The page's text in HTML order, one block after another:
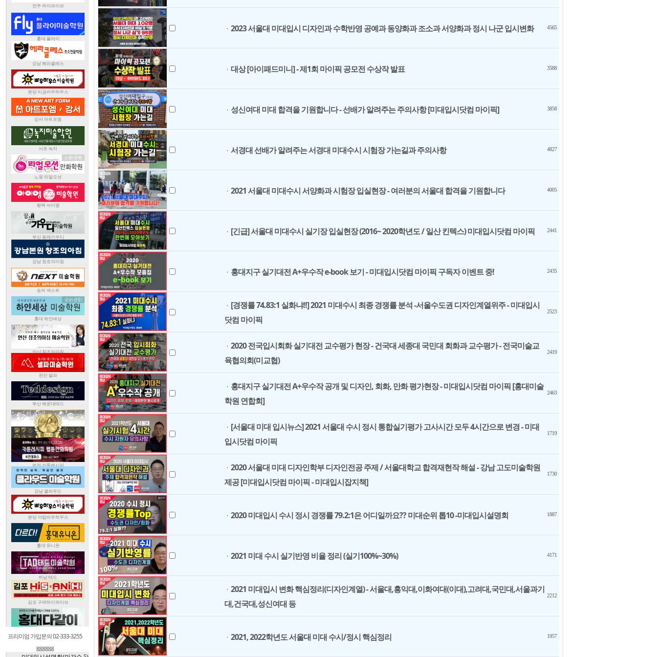
프리미엄 가입문의 02-333-3255
888888
ㆍ 2023 서울대 미대입시 디자인과 수학반영 공예과 동양화과 조소과 서양화과 정시 나군 입시변화 4565
ㆍ 대상 [아이패드미니] - 제1회 마이픽 공모전 수상작 발표 3588
ㆍ 성신여대 미대 합격을 기원합니다 - 선배가 알려주는 주의사항 [미대입시닷컴 마이픽] 3858
ㆍ 서경대 선배가 알려주는 서경대 미대수시 시험장 가는길과 주의사항 4827
ㆍ 2021 서울대 미대수시 서양화과 시험장 입실현장 - 여러분의 서울대 합격을 기원합니다 4005
ㆍ [긴급] 서울대 미대수시 실기장 입실현장 (2016~ 2020학년도 / 일산 킨텍스) 미대입시닷컴 마이픽 2441
ㆍ 홍대지구 실기대전 A+우수작 e-book 보기 - 미대입시닷컴 마이픽 구독자 이벤트 중! 2435
ㆍ [경쟁률 74.83:1 실화냐!!] 2021 미대수시 최종 경쟁률 분석 -서울수도권 디자인계열위주 - 미대입시
닷컴 마이픽
2523
ㆍ 2020 전국입시회화 실기대전 교수평가 현장 - 건국대 세종대 국민대 회화과 교수평가 - 전국미술교
육협의회(미교협)
2419
ㆍ 홍대지구 실기대전 A+우수작 공개 및 디자인, 회화, 만화 평가현장 - 미대입시닷컴 마이픽 [홍대미술
학원 연합회]
2463
ㆍ [서울대 미대 입시뉴스] 2021 서울대 수시 정시 통합실기평가 고사시간 모두 4시간으로 변경 - 미대
입시닷컴 마이픽
1719
ㆍ 2020 서울대 미대 디자인학부 디자인전공 주제 / 서울대학교 합격재현작 해설 - 강남 고도미술학원
제공 [미대입시닷컴 마이픽 - 미대입시잡지책]
1730
ㆍ 2020 미대입시 수시 정시 경쟁률 79.2:1은 어디일까요?? 미대순위 톱10 -미대입시설명회 1887
ㆍ 2021 미대 수시 실기반영 비율 정리 (실기100%~30%) 4171
ㆍ 2021 미대입시 변화 핵심정리(디자인계열) - 서울대,홍익대,이화여대(이대),고려대,국민대,서울과기
대,건국대,성신여대 등
2212
ㆍ 2021, 2022학년도 서울대 미대 수시/정시 핵심정리 1957